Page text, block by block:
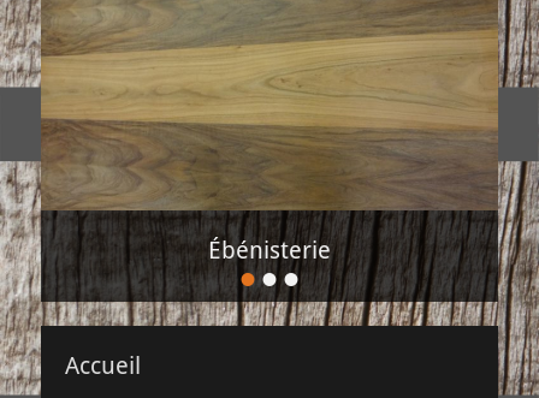
•••
Ébénisterie
Posté
le
de
admin8543
Accueil